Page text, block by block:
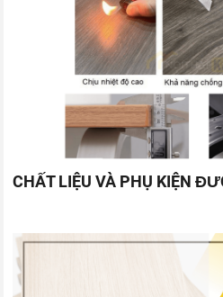
CHẤT LIỆU VÀ PHỤ KIỆN